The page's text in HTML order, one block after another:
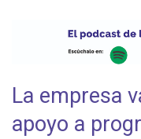
La empresa
apoyo a